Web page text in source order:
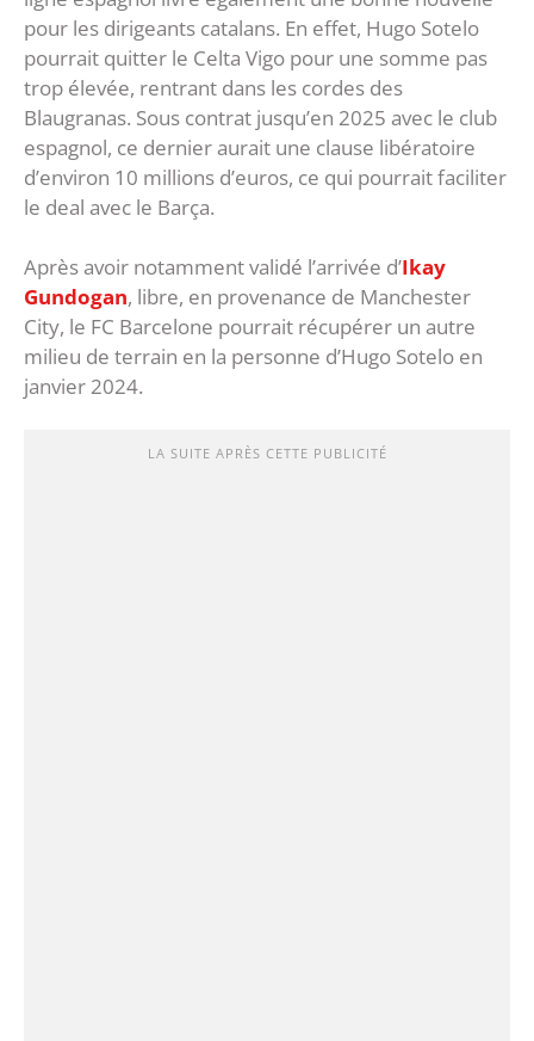
pour les dirigeants catalans. En effet, Hugo Sotelo
pourrait quitter le Celta Vigo pour une somme pas
trop élevée, rentrant dans les cordes des
Blaugranas. Sous contrat jusqu’en 2025 avec le club
espagnol, ce dernier aurait une clause libératoire
d’environ 10 millions d’euros, ce qui pourrait faciliter
le deal avec le Barça.
Après avoir notamment validé l’arrivée d’Ikay
Gundogan, libre, en provenance de Manchester
City, le FC Barcelone pourrait récupérer un autre
milieu de terrain en la personne d’Hugo Sotelo en
janvier 2024.
LA SUITE APRÈS CETTE PUBLICITÉ